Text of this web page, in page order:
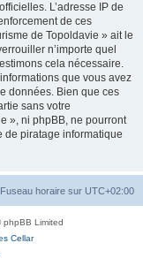
L’adresse IP de
de ces
de Topoldavie » ait le
n’importe quel
cela nécessaire.
que vous avez
données. Bien que ces
sans votre
», ni phpBB, ne pourront
de piratage informatique
Fuseau horaire sur UTC+02:00
Limited
Cellar